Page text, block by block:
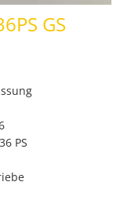
GS
PS